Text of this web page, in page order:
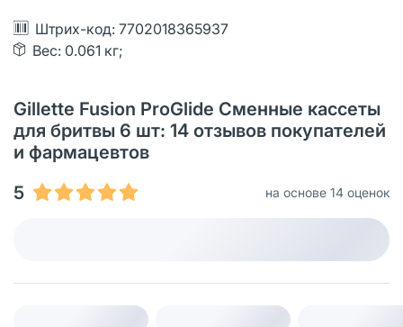
Штрих-код: 7702018365937
Вес: 0.061 кг;
Gillette Fusion ProGlide Сменные кассеты
для бритвы 6 шт: 14 отзывов покупателей
и фармацевтов
5
на основе 14 оценок